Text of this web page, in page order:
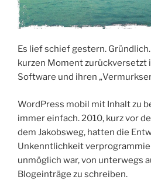
Es lief schief gestern.
kurzen Moment zurückversetzt
Software und ihren
WordPress mobil mit Inhalt zu
immer einfach. 2010, kurz vor
dem Jakobsweg, hatten die
Unkenntlichkeit
unmöglich war, von unterwegs
Blogeinträge zu schreiben.